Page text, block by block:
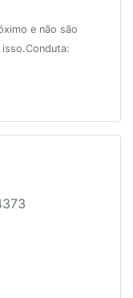
e não são
medium.com/php-